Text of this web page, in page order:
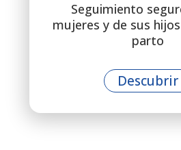
Seguimiento
mujeres y de sus
parto
Descubrir